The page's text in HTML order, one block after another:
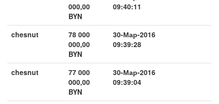
000,00
BYN
09:40:11
chesnut
78 000
000,00
BYN
30-Мар-2016
09:39:28
chesnut
77 000
000,00
BYN
30-Мар-2016
09:39:04